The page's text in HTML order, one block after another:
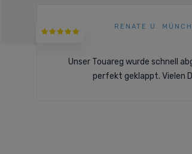
RENATE U.
Unser Touareg wurde schnell
perfekt geklappt. Vielen